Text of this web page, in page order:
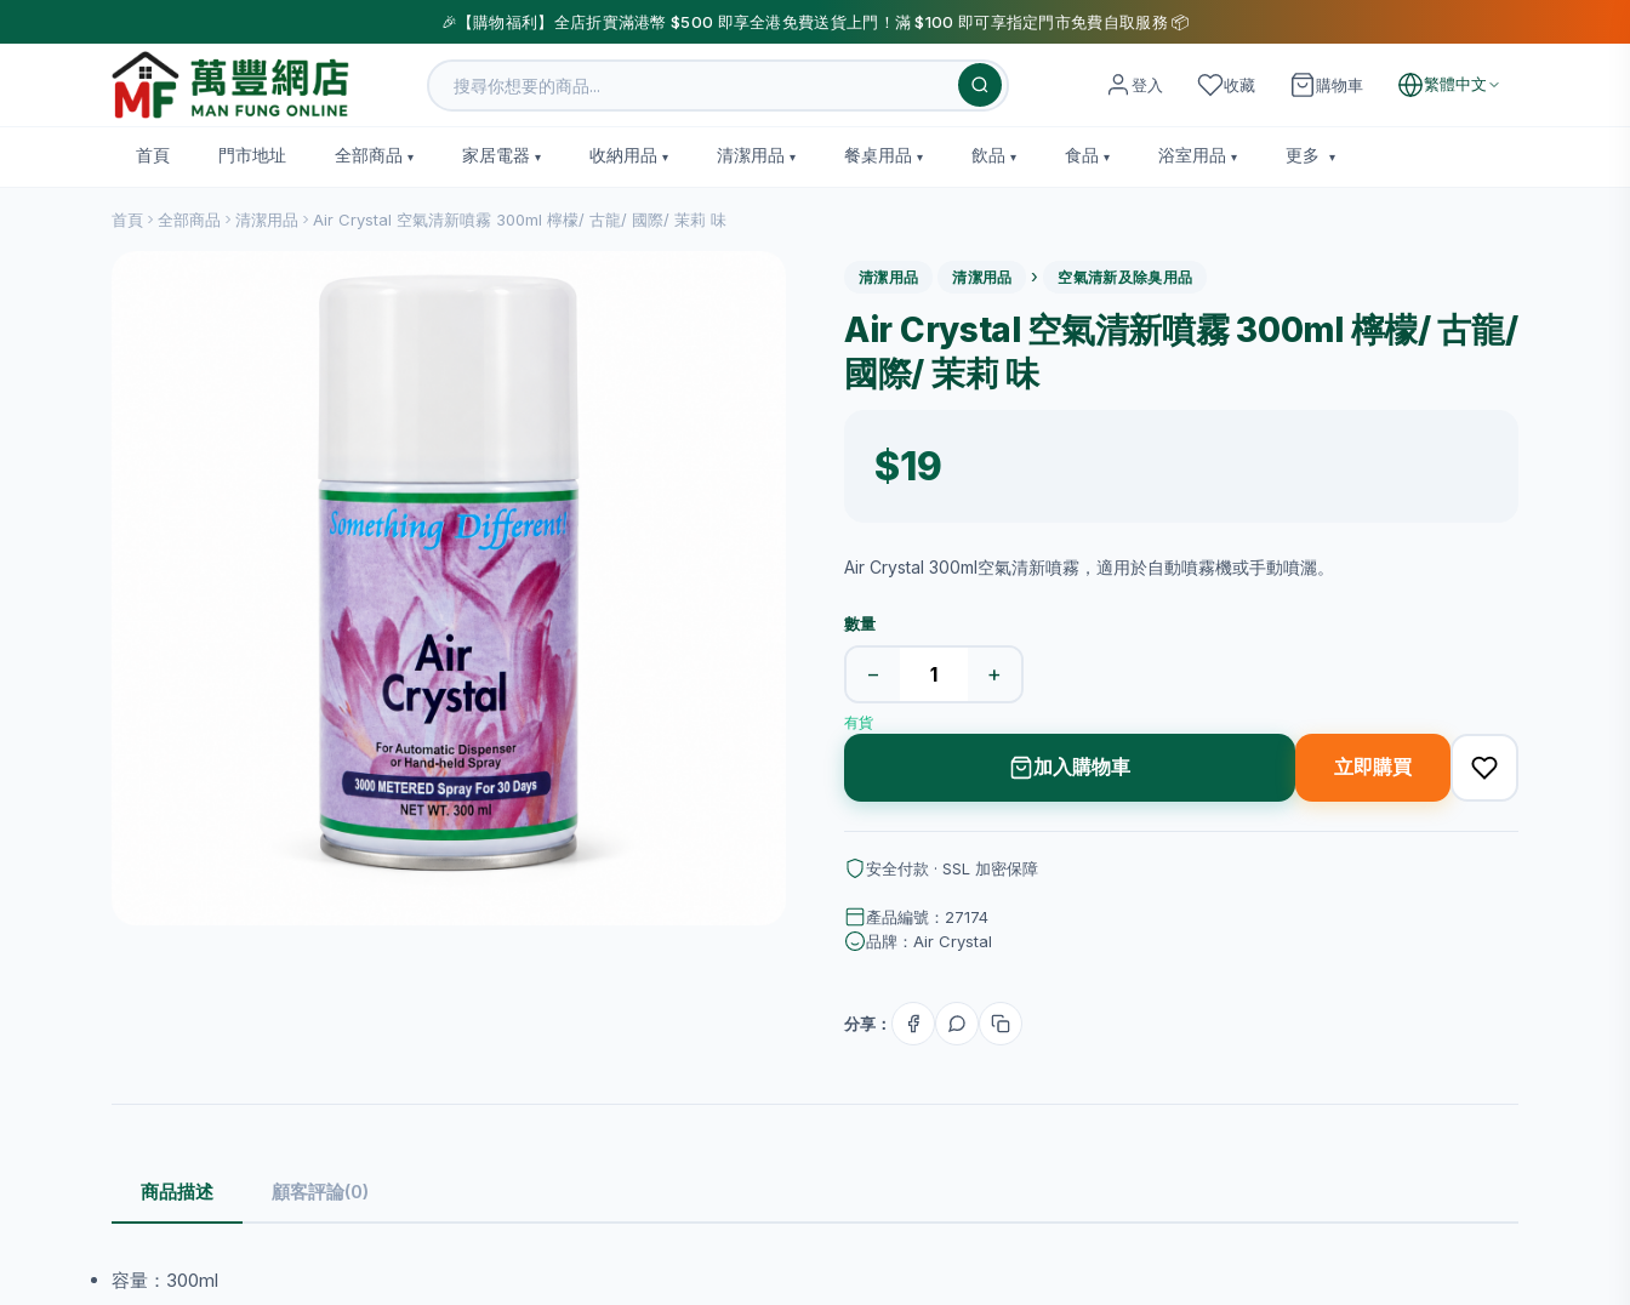
🎉【購物福利】全店折實滿港幣 $500 即享全港免費送貨上門！滿 $100 即可享指定門市免費自取服務 📦
登入 收藏 購物車 繁體中文
首頁 門市地址 全部商品 家居電器 收納用品 清潔用品 餐桌用品 飲品 食品 浴室用品 更多
首頁 全部商品 清潔用品 Air Crystal 空氣清新噴霧 300ml 檸檬/ 古龍/ 國際/ 茉莉 味
清潔用品 清潔用品 › 空氣清新及除臭用品
Air Crystal 空氣清新噴霧 300ml 檸檬/ 古龍/
國際/ 茉莉 味
$19
Air Crystal 300ml空氣清新噴霧，適用於自動噴霧機或手動噴灑。
數量
− +
有貨
加入購物車 立即購買
安全付款 · SSL 加密保障
產品編號：27174
品牌：Air Crystal
分享：
商品描述 顧客評論(0)
容量：300ml